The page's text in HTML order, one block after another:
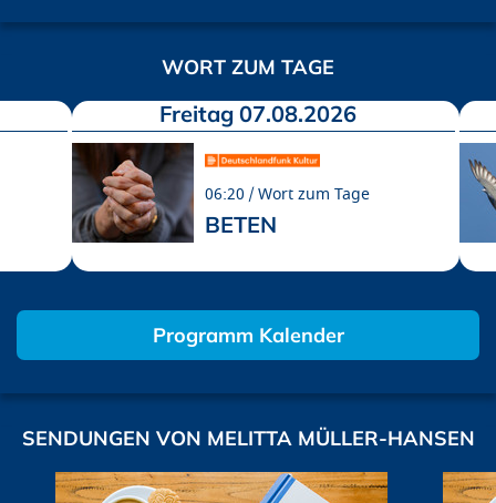
WORT ZUM TAGE
Freitag 07.08.2026
06:20 Wort zum Tage
BETEN
Programm Kalender
SENDUNGEN VON MELITTA MÜLLER-HANSEN